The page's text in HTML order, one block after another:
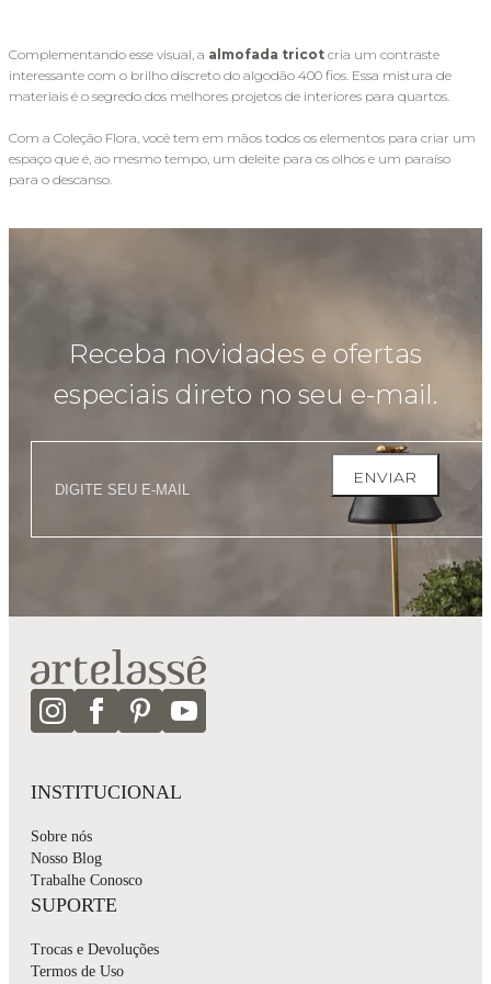
Complementando esse visual, a almofada tricot cria um contraste
interessante com o brilho discreto do algodão 400 fios. Essa mistura de
materiais é o segredo dos melhores projetos de interiores para quartos.
Com a Coleção Flora, você tem em mãos todos os elementos para criar um
espaço que é, ao mesmo tempo, um deleite para os olhos e um paraíso
para o descanso.
Receba novidades e ofertas
especiais direto no seu e-mail.
ENVIAR
INSTITUCIONAL
Sobre nós
Nosso Blog
Trabalhe Conosco
SUPORTE
Trocas e Devoluções
Termos de Uso